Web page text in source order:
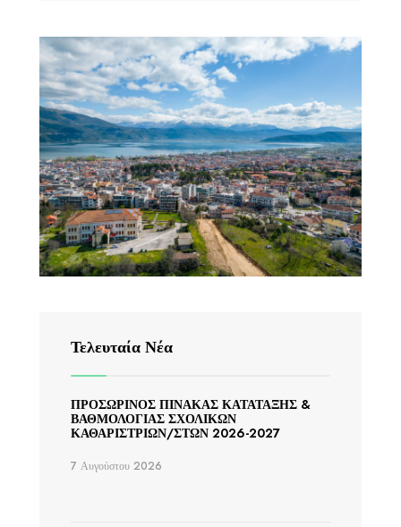
Τελευταία Νέα
ΠΡΟΣΩΡΙΝΟΣ ΠΙΝΑΚΑΣ ΚΑΤΑΤΑΞΗΣ &
ΒΑΘΜΟΛΟΓΙΑΣ ΣΧΟΛΙΚΩΝ
ΚΑΘΑΡΙΣΤΡΙΩΝ/ΣΤΩΝ 2026-2027
7 Αυγούστου 2026